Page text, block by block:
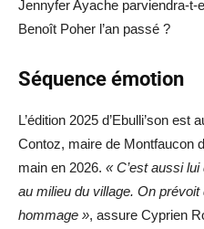
Jennyfer Ayache parviendra-t-
Benoît Poher l’an passé ?
Séquence émotion
L’édition 2025 d’Ebulli’son est
Contoz, maire de Montfaucon
main en 2026. « C’est aussi
au milieu du village. On
hommage », assure Cyprien